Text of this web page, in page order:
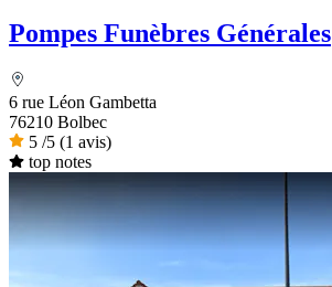
Pompes Funèbres Générales
6 rue Léon Gambetta
76210 Bolbec
5 /5 (1 avis)
top notes